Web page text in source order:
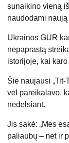
sunaikino vieną
naudodami
Ukrainos GUR
nepaprastą
istorijoje, kai
Šie naujausi „Tit-
vėl pareikalavo,
nedelsiant.
Jis sakė: „Mes
paliaubų – net ir